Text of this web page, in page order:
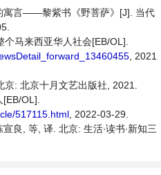
寓言——黎紫书《野菩萨》[J]. 当代
马来西亚华人社会[EB/OL].
, 2021
: 北京十月文艺出版社, 2021.
OL].
517115.html , 2022-03-29.
良, 等, 译. 北京: 生活∙读书∙新知三